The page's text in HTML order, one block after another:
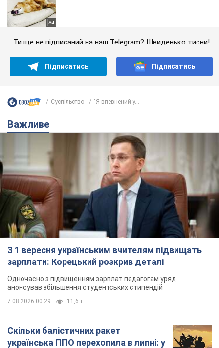
Ти ще не підписаний на наш Telegram? Швиденько тисни!
Підписатись Підписатись
Суспільство "Я впевнений у...
Важливе
З 1 вересня українським вчителям підвищать
зарплати: Корецький розкрив деталі
Одночасно з підвищенням зарплат педагогам уряд
анонсував збільшення студентських стипендій
7.08.2026 00:29 11,6 т.
Скільки балістичних ракет
українська ППО перехопила в липні: у